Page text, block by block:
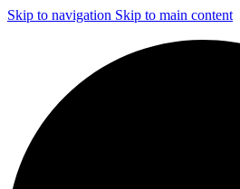
Skip to navigation Skip to main content